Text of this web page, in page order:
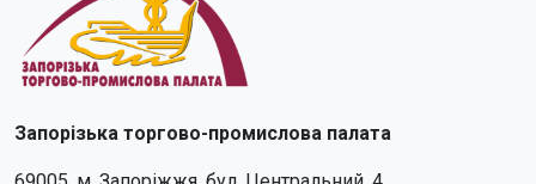
Запорізька торгово-промислова палата